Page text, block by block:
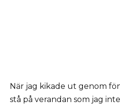
När jag kikade ut genom
stå på verandan som jag